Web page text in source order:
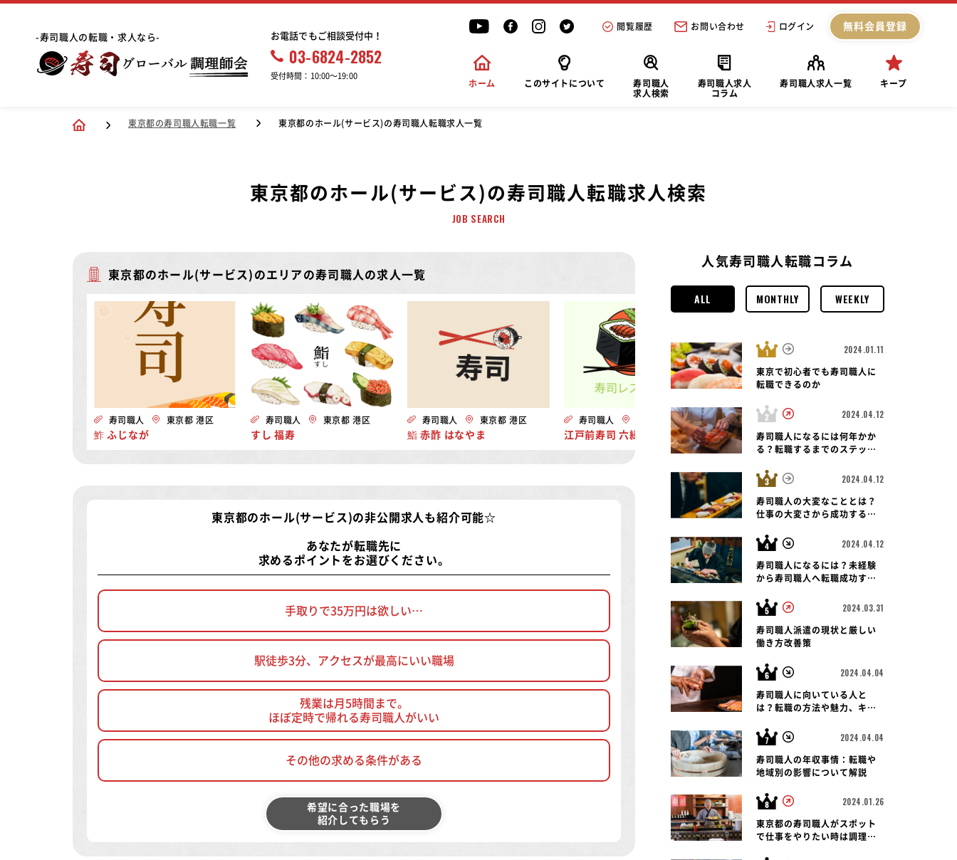
-寿司職人の転職・求人なら- お電話でもご相談受付中！
03-6824-2852
受付時間：10:00〜19:00
閲覧履歴 お問い合わせ ログイン 無料会員登録
ホーム このサイトについて
寿司職人
求人検索
寿司職人求人
コラム
寿司職人求人一覧 キープ
東京都の寿司職人転職一覧 東京都のホール(サービス)の寿司職人転職求人一覧
東京都のホール(サービス)の寿司職人転職求人検索
JOB SEARCH
東京都のホール(サービス)のエリアの寿司職人の求人一覧
寿司職人 東京都 港区
鮓 ふじなが
寿司職人 東京都 港区
すし 福寿
寿司職人 東京都 港区
鮨 赤酢 はなやま
寿司職人 東京都 港区
江戸前寿司 六緑
寿司職人 東京都 千代田区
鮨 なんば 日比谷
東京都のホール(サービス)の非公開求人 も紹介可能☆
あなたが転職先に
求めるポイントをお選びください。
手取りで35万円は欲しい…
駅徒歩3分、アクセスが最高にいい職場
残業は月5時間まで。
ほぼ定時で帰れる寿司職人がいい
その他の求める条件がある
希望に合った職場を
紹介してもらう
人気寿司職人転職コラム
ALL MONTHLY WEEKLY
2024.01.11
東京で初心者でも寿司職人に
転職できるのか
2024.04.12
寿司職人になるには何年かか
る？転職するまでのステップ
2024.04.12
寿司職人の大変なこととは？
仕事の大変さから成功する転
2024.04.12
寿司職人になるには？未経験
から寿司職人へ転職成功する
2024.03.31
寿司職人派遣の現状と厳しい
働き方改善策
2024.04.04
寿司職人に向いている人と
は？転職の方法や魅力、キャ
説！
2024.04.04
寿司職人の年収事情：転職や
地域別の影響について解説
2024.01.26
東京都の寿司職人がスポット
で仕事をやりたい時は調理師